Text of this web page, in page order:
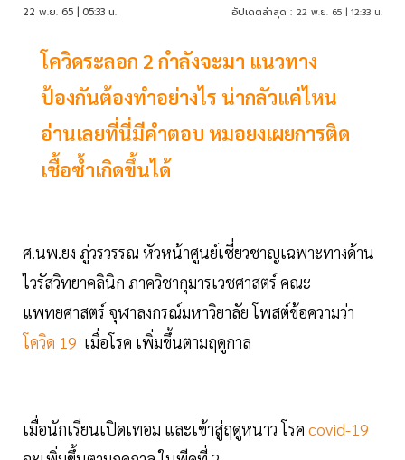
22 พ.ย. 65 | 05:33 น. อัปเดตล่าสุด : 22 พ.ย. 65 | 12:33 น.
โควิดระลอก 2 กำลังจะมา แนวทาง
ป้องกันต้องทำอย่างไร น่ากลัวแค่ไหน
อ่านเลยที่นี่มีคำตอบ หมอยงเผยการติด
เชื้อซ้ำเกิดขึ้นได้
ศ.นพ.ยง ภู่วรวรรณ หัวหน้าศูนย์เชี่ยวชาญเฉพาะทางด้าน
ไวรัสวิทยาคลินิก ภาควิชากุมารเวชศาสตร์ คณะ
แพทยศาสตร์ จุฬาลงกรณ์มหาวิยาลัย โพสต์ข้อความว่า
โควิด 19 เมื่อโรค เพิ่มขึ้นตามฤดูกาล
เมื่อนักเรียนเปิดเทอม และเข้าสู่ฤดูหนาว โรค covid-19